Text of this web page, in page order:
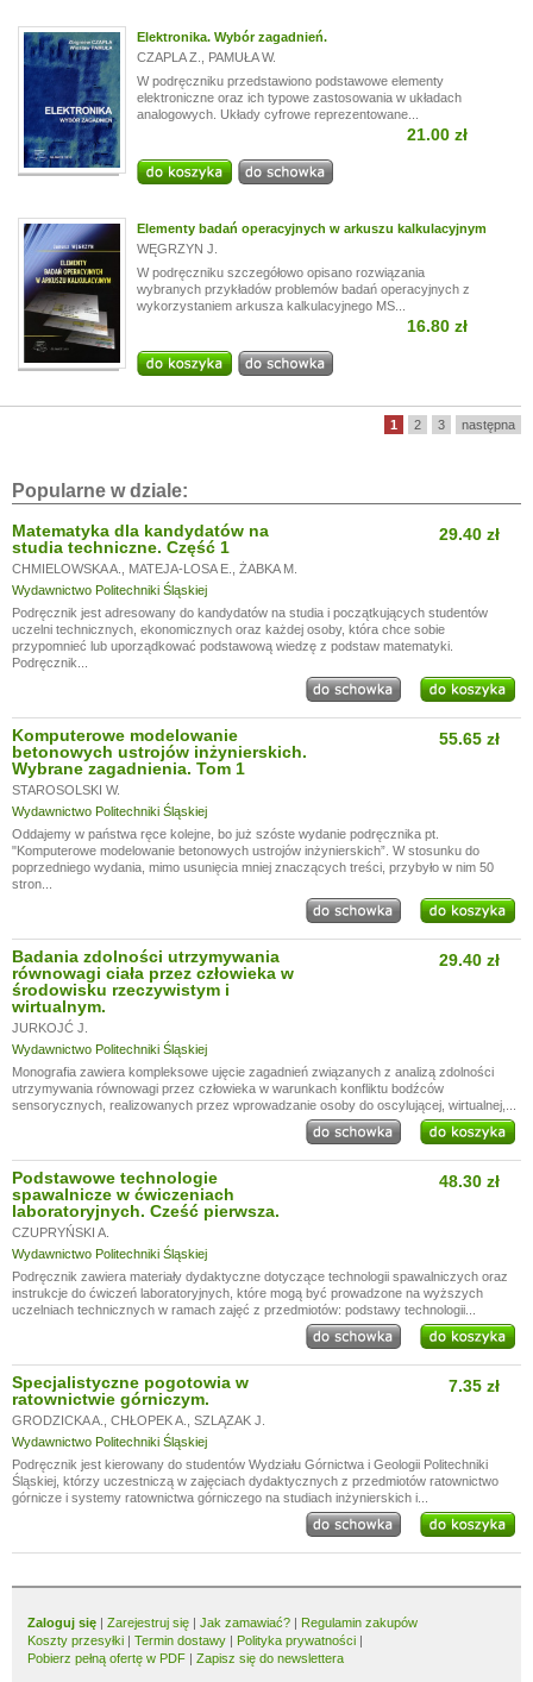
Elektronika. Wybór zagadnień.
CZAPLA Z.
PAMUŁA W.
W podręczniku przedstawiono podstawowe elementy
elektroniczne oraz ich typowe zastosowania w układach
analogowych. Układy cyfrowe reprezentowane...
21.00 zł
Elementy badań operacyjnych w arkuszu kalkulacyjnym
WĘGRZYN J.
W podręczniku szczegółowo opisano rozwiązania
wybranych przykładów problemów badań operacyjnych z
wykorzystaniem arkusza kalkulacyjnego MS...
16.80 zł
1 2 3 następna
Popularne w dziale:
Matematyka dla kandydatów na
studia techniczne. Część 1
CHMIELOWSKA A. MATEJA-LOSA E.
ŻABKA M.
Wydawnictwo Politechniki Śląskiej
29.40 zł
Podręcznik jest adresowany do kandydatów na studia i początkujących studentów
uczelni technicznych, ekonomicznych oraz każdej osoby, która chce sobie
przypomnieć lub uporządkować podstawową wiedzę z podstaw matematyki.
Podręcznik...
Komputerowe modelowanie
betonowych ustrojów inżynierskich.
Wybrane zagadnienia. Tom 1
STAROSOLSKI W.
Wydawnictwo Politechniki Śląskiej
55.65 zł
Oddajemy w państwa ręce kolejne, bo już szóste wydanie podręcznika pt.
"Komputerowe modelowanie betonowych ustrojów inżynierskich”. W stosunku do
poprzedniego wydania, mimo usunięcia mniej znaczących treści, przybyło w nim 50
stron...
Badania zdolności utrzymywania
równowagi ciała przez człowieka w
środowisku rzeczywistym i
wirtualnym.
JURKOJĆ J.
Wydawnictwo Politechniki Śląskiej
29.40 zł
Monografia zawiera kompleksowe ujęcie zagadnień związanych z analizą zdolności
utrzymywania równowagi przez człowieka w warunkach konfliktu bodźców
sensorycznych, realizowanych przez wprowadzanie osoby do oscylującej, wirtualnej,...
Podstawowe technologie
spawalnicze w ćwiczeniach
laboratoryjnych. Cześć pierwsza.
CZUPRYŃSKI A.
Wydawnictwo Politechniki Śląskiej
48.30 zł
Podręcznik zawiera materiały dydaktyczne dotyczące technologii spawalniczych oraz
instrukcje do ćwiczeń laboratoryjnych, które mogą być prowadzone na wyższych
uczelniach technicznych w ramach zajęć z przedmiotów: podstawy technologii...
Specjalistyczne pogotowia w
ratownictwie górniczym.
GRODZICKA A. CHŁOPEK A.
SZLĄZAK J.
Wydawnictwo Politechniki Śląskiej
7.35 zł
Podręcznik jest kierowany do studentów Wydziału Górnictwa i Geologii Politechniki
Śląskiej, którzy uczestniczą w zajęciach dydaktycznych z przedmiotów ratownictwo
górnicze i systemy ratownictwa górniczego na studiach inżynierskich i...
Zaloguj się | Zarejestruj się | Jak zamawiać? | Regulamin zakupów
Koszty przesyłki | Termin dostawy | Polityka prywatności |
Pobierz pełną ofertę w PDF | Zapisz się do newslettera